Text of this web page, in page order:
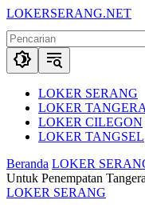
Langsung
konten
LOKERSERANG.NET
Lowongan
Kerja
Serang
SekitarnyaLOKER SERANG
LOKER
LOKER CILEGON
LOKER TANGSEL
Beranda LOKER
Untuk Penempatan
LOKER SERANG